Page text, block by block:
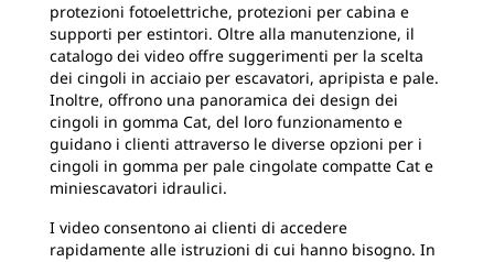
protezioni fotoelettriche, protezioni per cabina e
supporti per estintori. Oltre alla manutenzione, il
catalogo dei video offre suggerimenti per la scelta
dei cingoli in acciaio per escavatori, apripista e pale.
Inoltre, offrono una panoramica dei design dei
cingoli in gomma Cat, del loro funzionamento e
guidano i clienti attraverso le diverse opzioni per i
cingoli in gomma per pale cingolate compatte Cat e
miniescavatori idraulici.
I video consentono ai clienti di accedere
rapidamente alle istruzioni di cui hanno bisogno. In